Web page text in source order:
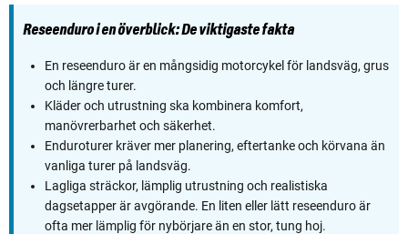
Reseenduro i en överblick: De viktigaste fakta
En reseenduro är en mångsidig motorcykel för landsväg, grus
och längre turer.
Kläder och utrustning ska kombinera komfort,
manövrerbarhet och säkerhet.
Enduroturer kräver mer planering, eftertanke och körvana än
vanliga turer på landsväg.
Lagliga sträckor, lämplig utrustning och realistiska
dagsetapper är avgörande. En liten eller lätt reseenduro är
ofta mer lämplig för nybörjare än en stor, tung hoj.